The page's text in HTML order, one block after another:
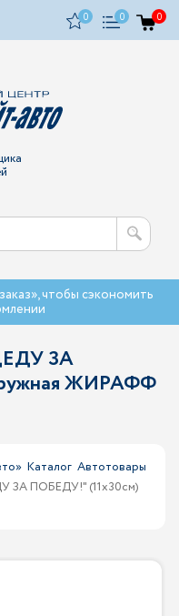
0 0 0
чтобы сэкономить
ЗА
ЖИРАФФ
Каталог Автотовары
ЗА ПОБЕДУ!" (11х30см)